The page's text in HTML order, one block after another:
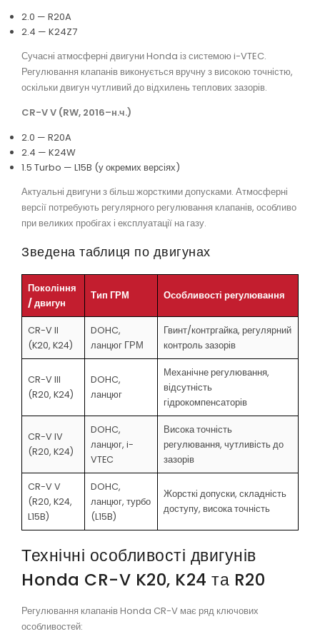
2.0 — R20A
2.4 — K24Z7
Сучасні атмосферні двигуни Honda із системою i-VTEC.
Регулювання клапанів виконується вручну з високою точністю,
оскільки двигун чутливий до відхилень теплових зазорів.
CR-V V (RW, 2016–н.ч.)
2.0 — R20A
2.4 — K24W
1.5 Turbo — L15B (у окремих версіях)
Актуальні двигуни з більш жорсткими допусками. Атмосферні
версії потребують регулярного регулювання клапанів, особливо
при великих пробігах і експлуатації на газу.
Зведена таблиця по двигунах
Покоління
/ двигун
Тип ГРМ Особливості регулювання
CR-V II
(K20, K24)
DOHC,
ланцюг ГРМ
Гвинт/контргайка, регулярний
контроль зазорів
CR-V III
(R20, K24)
DOHC,
ланцюг
Механічне регулювання,
відсутність
гідрокомпенсаторів
CR-V IV
(R20, K24)
DOHC,
ланцюг, i-
VTEC
Висока точність
регулювання, чутливість до
зазорів
CR-V V
(R20, K24,
L15B)
DOHC,
ланцюг, турбо
(L15B)
Жорсткі допуски, складність
доступу, висока точність
Технічні особливості двигунів
Honda CR-V K20, K24 та R20
Регулювання клапанів Honda CR-V має ряд ключових
особливостей: